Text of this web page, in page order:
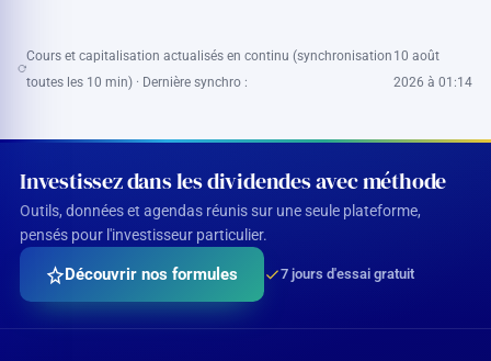
Cours et capitalisation actualisés en continu (synchronisation
toutes les 10 min) · Dernière synchro :
10 août
2026 à 01:14
Investissez dans les dividendes avec méthode
Outils, données et agendas réunis sur une seule plateforme,
pensés pour l'investisseur particulier.
Découvrir nos formules 7 jours d'essai gratuit